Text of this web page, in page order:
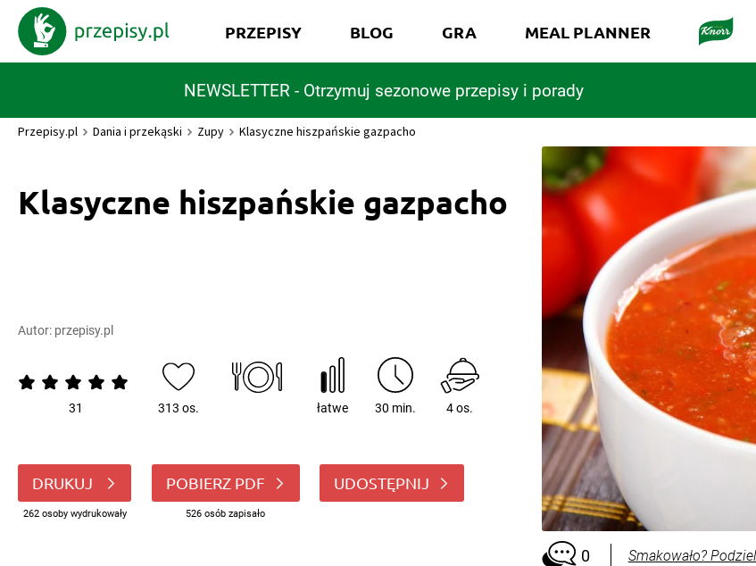
NEWSLETTER - Otrzymuj sezonowe przepisy i porady
PRZEPISY BLOG GRA MEAL PLANNER
Przepisy.pl Dania i przekąski Zupy Klasyczne hiszpańskie gazpacho
Klasyczne hiszpańskie gazpacho
Autor: przepisy.pl
31 313 os. łatwe 30 min. 4 os.
DRUKUJ
262 osoby wydrukowały
POBIERZ PDF
526 osób zapisało
UDOSTĘPNIJ
0 Smakowało?